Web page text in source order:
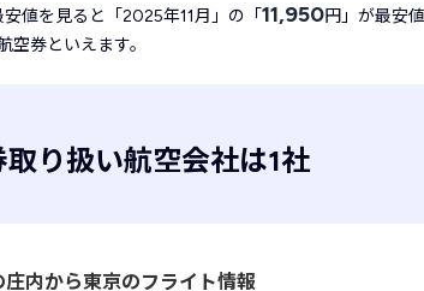
値を見ると「2025年11月」の「 11,950円」が最安
券といえます。
り扱い航空会社は1社
庄内から東京のフライト情報